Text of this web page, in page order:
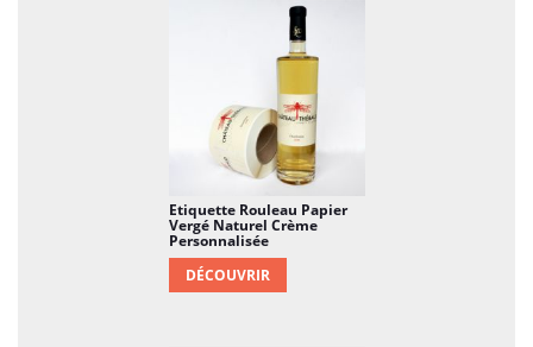
Etiquette Rouleau Papier
Vergé Naturel Crème
Personnalisée
DÉCOUVRIR